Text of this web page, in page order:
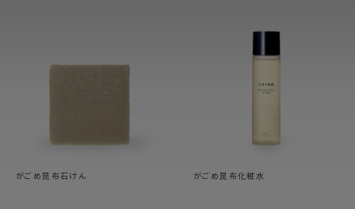
がごめ昆布石けん がごめ昆布化粧水